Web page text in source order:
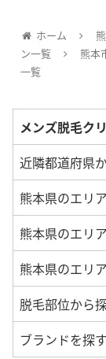
ホーム
ン一覧
熊本
一覧
メンズ脱毛ク
近隣都道府県
熊本県のエリ
熊本県のエリ
熊本県のエリ
脱毛部位から
ブランドを探す